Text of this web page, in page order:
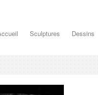
Sculptures Dessins